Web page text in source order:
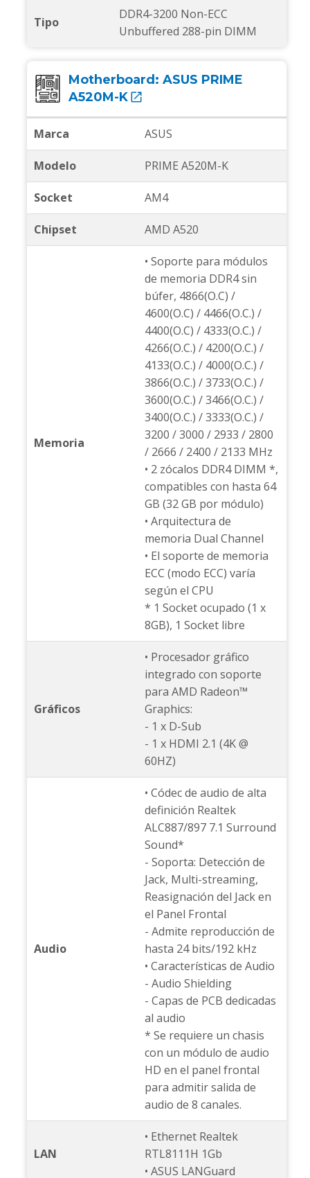
Tipo
DDR4-3200 Non-ECC
Unbuffered 288-pin DIMM
Motherboard: ASUS PRIME
A520M-K
Marca ASUS
Modelo PRIME A520M-K
Socket AM4
Chipset AMD A520
Memoria
• Soporte para módulos
de memoria DDR4 sin
búfer, 4866(O.C) /
4600(O.C) / 4466(O.C.) /
4400(O.C) / 4333(O.C.) /
4266(O.C.) / 4200(O.C.) /
4133(O.C.) / 4000(O.C.) /
3866(O.C.) / 3733(O.C.) /
3600(O.C.) / 3466(O.C.) /
3400(O.C.) / 3333(O.C.) /
3200 / 3000 / 2933 / 2800
/ 2666 / 2400 / 2133 MHz
• 2 zócalos DDR4 DIMM *,
compatibles con hasta 64
GB (32 GB por módulo)
• Arquitectura de
memoria Dual Channel
• El soporte de memoria
ECC (modo ECC) varía
según el CPU
* 1 Socket ocupado (1 x
8GB), 1 Socket libre
Gráficos
• Procesador gráfico
integrado con soporte
para AMD Radeon™
Graphics:
- 1 x D-Sub
- 1 x HDMI 2.1 (4K @
60HZ)
Audio
• Códec de audio de alta
definición Realtek
ALC887/897 7.1 Surround
Sound*
- Soporta: Detección de
Jack, Multi-streaming,
Reasignación del Jack en
el Panel Frontal
- Admite reproducción de
hasta 24 bits/192 kHz
• Características de Audio
- Audio Shielding
- Capas de PCB dedicadas
al audio
* Se requiere un chasis
con un módulo de audio
HD en el panel frontal
para admitir salida de
audio de 8 canales.
LAN
• Ethernet Realtek
RTL8111H 1Gb
• ASUS LANGuard